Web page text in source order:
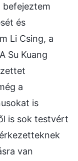
befejeztem
és
Li Csing, a
Su Kuang
a
is
is sok testvért
van